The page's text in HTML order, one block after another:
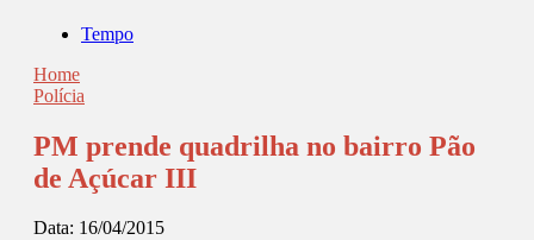
Tempo
Home
Polícia
PM prende quadrilha no bairro Pão
de Açúcar III
Data: 16/04/2015